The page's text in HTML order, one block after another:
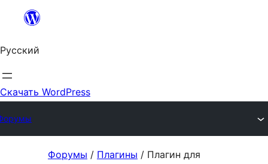
Перейти
содержимому
Русский
Скачать WordPress
Форумы / Плагины / Плагин для